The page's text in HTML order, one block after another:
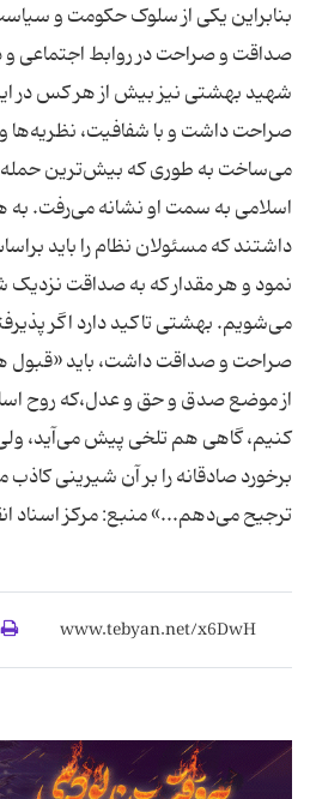
بنابراین یکی از سلوک حکومت و
صداقت و صراحت در روابط اجتماعی
شهید بهشتی نیز بیش از هر کس در
صراحت داشت و با شفافیت، نظریه‌ها و
می‌ساخت به طوری که بیش‌ترین
اسلامی به سمت او نشانه می‌رفت. به
داشتند که مسئولان نظام را باید
نمود و هر مقدار که به صداقت
می‌شویم. بهشتی تاکید دارد اگر
صراحت و صداقت داشت، باید «قبول
از موضع صدق و حق و عدل،که روح
کنیم، گاهی هم تلخی پیش می‌آید،
برخورد صادقانه را بر آن شیرینی کاذب
ترجیح می‌دهم...» منبع: مرکز اسناد